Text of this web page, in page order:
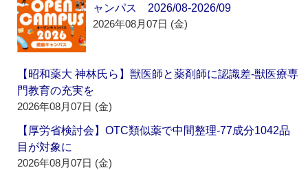
ャンパス 2026/08-2026/09
2026年08月07日 (金)
【昭和薬大 神林氏ら】獣医師と薬剤師に認識差‐獣医療専
門教育の充実を
2026年08月07日 (金)
【厚労省検討会】OTC類似薬で中間整理‐77成分1042品
目が対象に
2026年08月07日 (金)